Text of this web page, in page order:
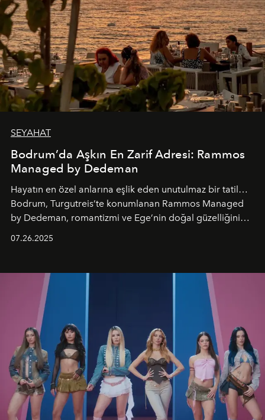
SEYAHAT
Bodrum’da Aşkın En Zarif Adresi: Rammos
Managed by Dedeman
Hayatın en özel anlarına eşlik eden unutulmaz bir tatil…
Bodrum, Turgutreis’te konumlanan Rammos Managed
by Dedeman, romantizmi ve Ege’nin doğal güzelliğini
07.26.2025